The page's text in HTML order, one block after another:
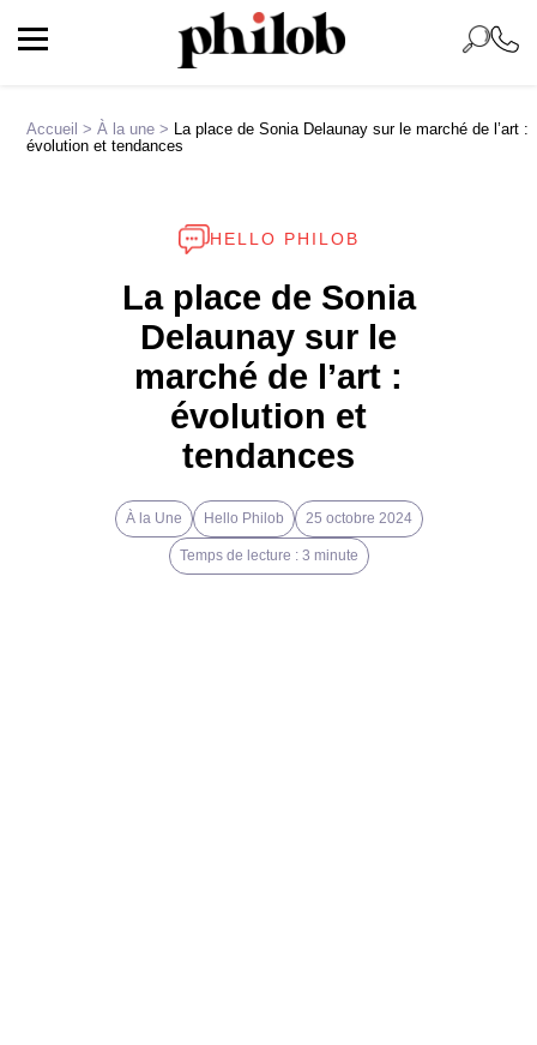
Accueil >À la une >
La place de Sonia Delaunay sur le marché de l’art :
évolution et tendances
HELLO PHILOB
La place de Sonia
Delaunay sur le
marché de l’art :
évolution et
tendances
À la Une Hello Philob 25 octobre 2024
Temps de lecture : 3 minute